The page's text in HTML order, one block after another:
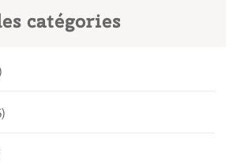
catégories